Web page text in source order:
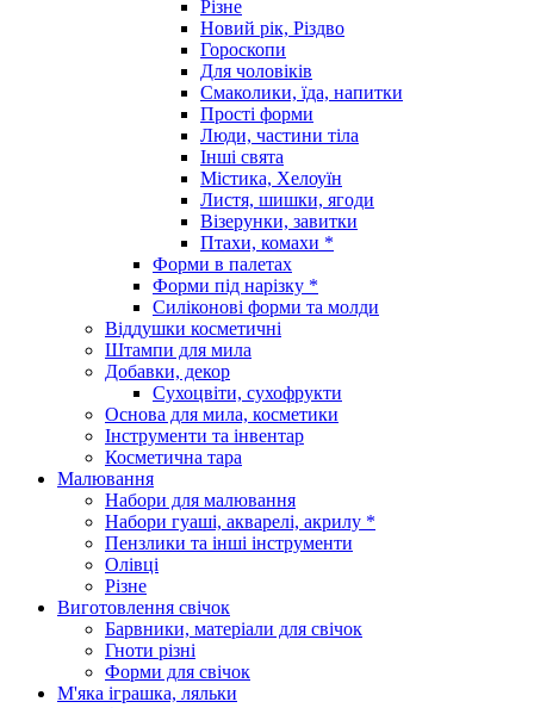
Різне
Новий рік, Різдво
Гороскопи
Для чоловіків
Смаколики, їда, напитки
Прості форми
Люди, частини тіла
Інші свята
Містика, Хелоуїн
Листя, шишки, ягоди
Візерунки, завитки
Птахи, комахи *
Форми в палетах
Форми під нарізку *
Силіконові форми та молди
Віддушки косметичні
Штампи для мила
Добавки, декор
Сухоцвіти, сухофрукти
Основа для мила, косметики
Інструменти та інвентар
Косметична тара
Малювання
Набори для малювання
Набори гуаші, акварелі, акрилу *
Пензлики та інші інструменти
Олівці
Різне
Виготовлення свічок
Барвники, матеріали для свічок
Гноти різні
Форми для свічок
М'яка іграшка, ляльки